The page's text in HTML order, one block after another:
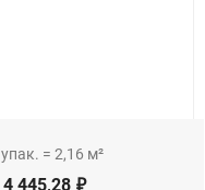
упак. = 2,16 м²
4 445,28 ₽